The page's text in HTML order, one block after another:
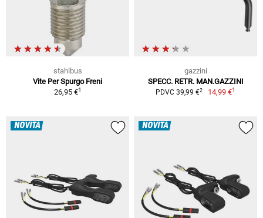
stahlbus
Vite Per Spurgo Freni
26,95 €1
gazzini
SPECC. RETR. MAN.GAZZINI
PDVC 39,99 €2 14,99 €1
NOVITÀ NOVITÀ